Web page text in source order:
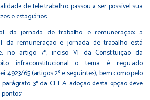
de tele trabalho: passou a ser possível sua
e estagiários.
da jornada de trabalho e remuneração: a
da remuneração e jornada de trabalho está
no artigo 7º, inciso VI da Constituição da
infraconstitucional o tema é regulado
4923/65 (artigos 2º e seguintes), bem como pelo
parágrafo 3º da CLT A adoção desta opção deve